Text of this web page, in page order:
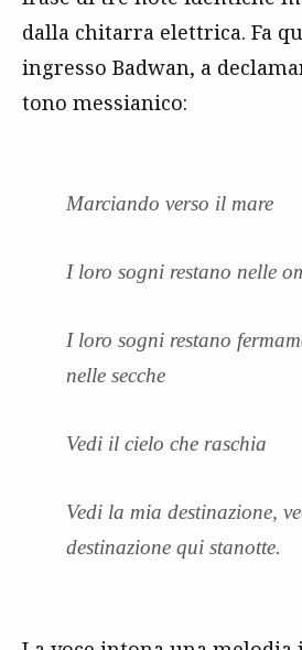
dalla chitarra elettrica. Fa
ingresso Badwan, a
tono messianico:
Marciando verso il mare
I loro sogni restano nelle
I loro sogni restano
nelle secche
Vedi il cielo che raschia
Vedi la mia destinazione,
destinazione qui stanotte.